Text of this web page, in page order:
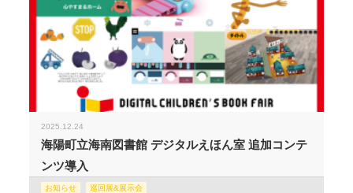
2025.12.24
海陽町立海南図書館 デジタルえほん室 追加コンテ
ンツ導入
お知らせ 巡回展&展示会